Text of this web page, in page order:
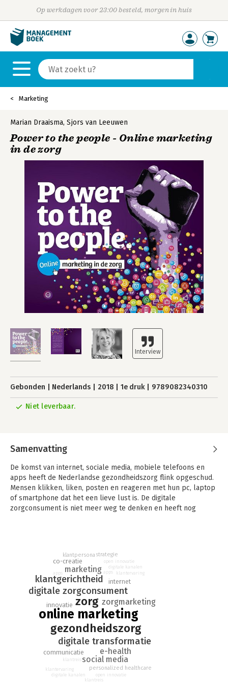
Op werkdagen voor 23:00 besteld, morgen in huis
Marketing
Marian Draaisma, Sjors van Leeuwen
Power to the people - Online marketing
in de zorg
Gebonden Nederlands 2018 1e druk 9789082340310
Niet leverbaar.
Samenvatting
De komst van internet, sociale media, mobiele telefoons en
apps heeft de Nederlandse gezondheidszorg flink opgeschud.
Mensen klikken, liken, posten en reageren met hun pc, laptop
of smartphone dat het een lieve lust is. De digitale
zorgconsument is niet meer weg te denken en heeft nog
Daarnaast kunnen we met nieuwe technologieën de zorg beter,
goedkoper en klantgerichter maken. We praten over de
kansen van digitale zorg, e-health en personalized healthcare
om aan te geven dat de gezondheidszorg voor grote
veranderingen staat. Cocreatie en open innovatie zijn de
toverwoorden van vandaag.
In dit tweede boek van Power to the people over online
marketing in de zorg staat de digitale zorgconsument centraal
en hoe Pluryn daarop inspeelt. Daarmee delen we graag onze
kennis en ervaring over de digitalisering van de zorg en het
online marketingproces bij Pluryn. Power to the people staat
boordevol praktische inzichten, praktijkvoorbeelden,
online marketing
zorg
gezondheidszorg
digitale zorgconsument
digitale transformatie
klantgerichtheid
marketing
zorgmarketing
e-health
social media
innovatie
internet
communicatie
co-creatie
klantpersona strategie
personalized healthcare
open innovatie
klantreis
digitale kanalen
apps
klantervaring
open innovatie
klantreis
digitale kanalen
apps
klantervaring